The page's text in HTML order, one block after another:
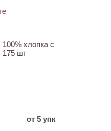
хлопка с
175 шт
от 5 упк